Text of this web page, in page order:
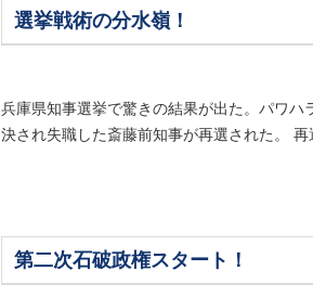
選挙戦術の分水嶺！
兵庫県知事選挙で驚きの結果が出た。パワ
決され失職した斎藤前知事が再選された。
第二次石破政権スタート！